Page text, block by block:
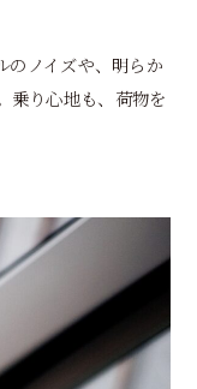
のノイズや、明らか
乗り心地も、荷物を